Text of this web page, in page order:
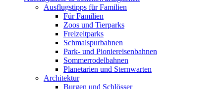
Ausflugstipps für Familien
Für Familien
Zoos und Tierparks
Freizeitparks
Schmalspurbahnen
Park- und Pioniereisenbahnen
Sommerrodelbahnen
Planetarien und Sternwarten
Architektur
Burgen und Schlösser